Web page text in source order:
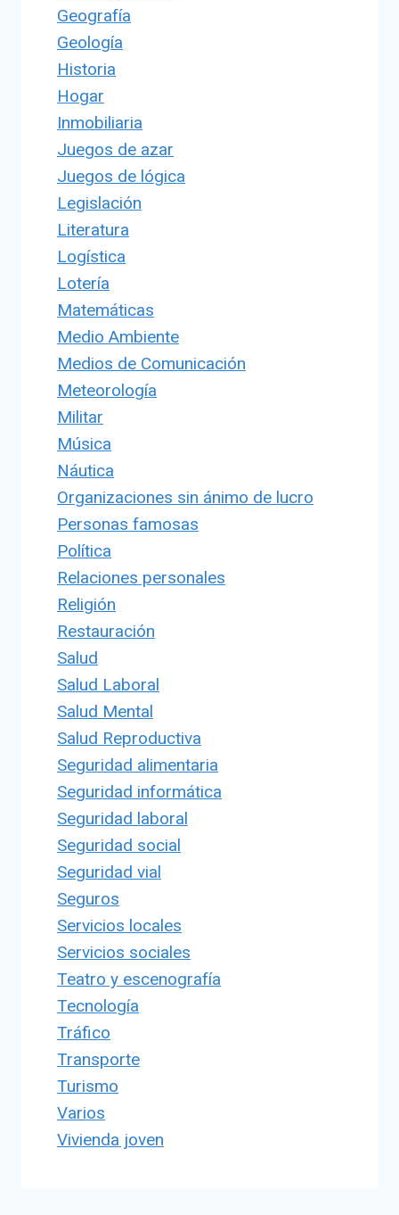
Geografía
Geología
Historia
Hogar
Inmobiliaria
Juegos de azar
Juegos de lógica
Legislación
Literatura
Logística
Lotería
Matemáticas
Medio Ambiente
Medios de Comunicación
Meteorología
Militar
Música
Náutica
Organizaciones sin ánimo de lucro
Personas famosas
Política
Relaciones personales
Religión
Restauración
Salud
Salud Laboral
Salud Mental
Salud Reproductiva
Seguridad alimentaria
Seguridad informática
Seguridad laboral
Seguridad social
Seguridad vial
Seguros
Servicios locales
Servicios sociales
Teatro y escenografía
Tecnología
Tráfico
Transporte
Turismo
Varios
Vivienda joven